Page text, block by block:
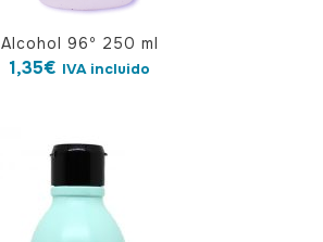
Alcohol 96º 250 ml
1,35€ IVA incluido